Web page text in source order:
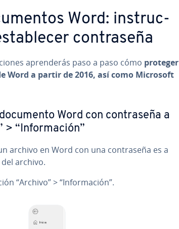
Word: in­s­tru­c­
co­n­tra­se­ña
apre­n­de­rás paso a paso cómo proteger
Word a partir de 2016, así como Microsoft
Word con co­n­tra­se­ña a
> “In­fo­r­ma­ción”
archivo en Word con una co­n­tra­se­ña es a
archivo.
“Archivo” > “In­fo­r­ma­ción”.